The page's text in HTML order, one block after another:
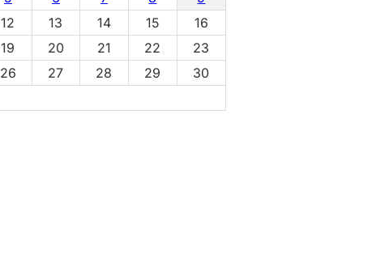
12 13 14 15
16
19 20 21 22
23
26 27 28 29
30